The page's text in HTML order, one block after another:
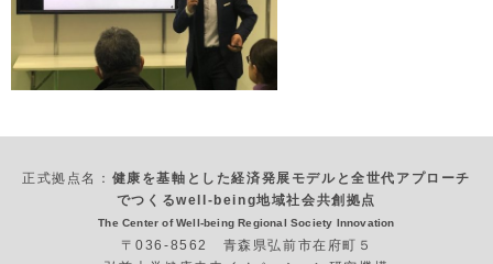
正式拠点名： 健康を基軸とした経済発展モデルと全世代アプローチ
でつくるwell-being地域社会共創拠点
The Center of Well-being Regional Society Innovation
〒036-8562 青森県弘前市在府町５